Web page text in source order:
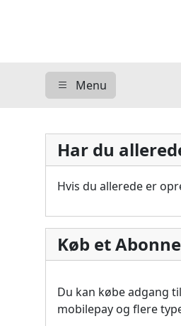
Menu
Har du
Hvis du allerede er
Køb et
Du kan købe adgang
mobilepay og flere